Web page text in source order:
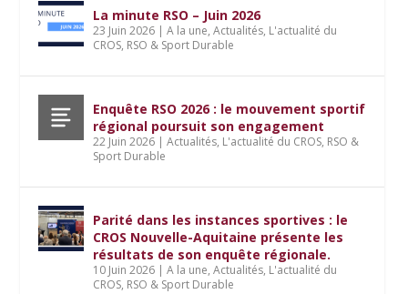
La minute RSO – Juin 2026
23 Juin 2026 |A la une,Actualités, L'actualité du
CROS, RSO & Sport Durable
Enquête RSO 2026 : le mouvement sportif
régional poursuit son engagement
22 Juin 2026 |Actualités, L'actualité du CROS, RSO &
Sport Durable
Parité dans les instances sportives : le
CROS Nouvelle-Aquitaine présente les
résultats de son enquête régionale.
10 Juin 2026 |A la une,Actualités, L'actualité du
CROS, RSO & Sport Durable